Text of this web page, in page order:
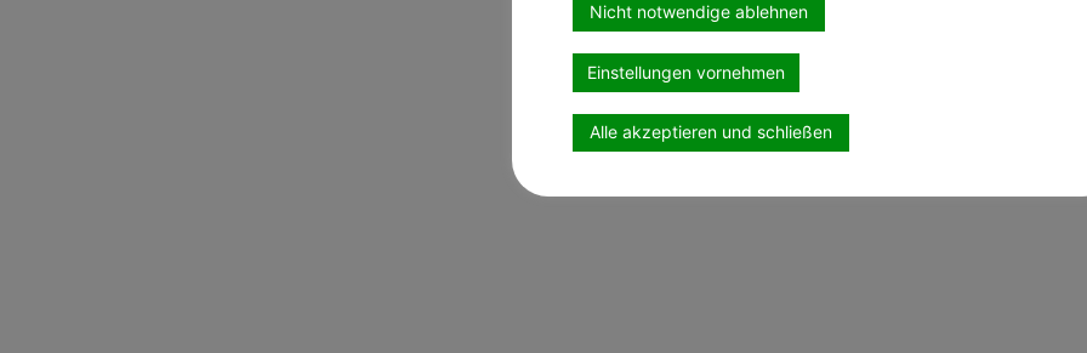
Nicht notwendige ablehnen
Einstellungen vornehmen
Alle akzeptieren und schließen